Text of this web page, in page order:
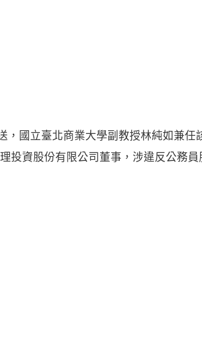
，國立臺北商業大學副教授林純如兼任
投資股份有限公司董事，涉違反公務員